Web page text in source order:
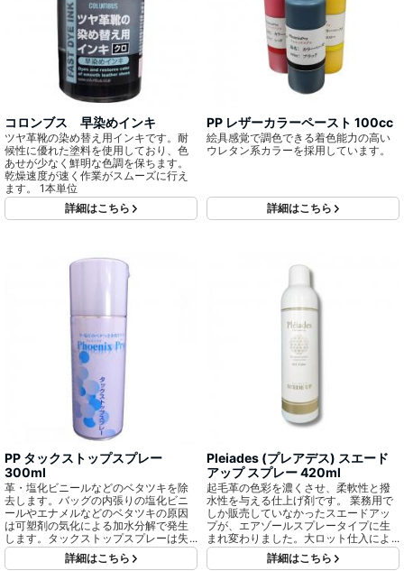
コロンブス 早染めインキ
ツヤ革靴の染め替え用インキです。耐
候性に優れた塗料を使用しており、色
あせが少なく鮮明な色調を保ちます。
乾燥速度が速く作業がスムーズに行え
ます。 1本単位
詳細はこちら
PP レザーカラーペースト 100cc
絵具感覚で調色できる着色能力の高い
ウレタン系カラーを採用しています。
詳細はこちら
PP タックストップスプレー
300ml
革・塩化ビニールなどのベタツキを除
去します。バッグの内張りの塩化ビニ
ールやエナメルなどのベタツキの原因
は可塑剤の気化による加水分解で発生
します。タックストップスプレーは失
われた成分が浸透し塗装面を形成させ
ソフトに仕上げます。革やエナメルの
詳細はこちら
Pleiades (プレアデス) スエード
アップ スプレー 420ml
起毛革の色彩を濃くさせ、柔軟性と撥
水性を与える仕上げ剤です。 業務用で
しか販売していなかったスエードアッ
プが、エアゾールスプレータイプに生
まれ変わりました。大ロット仕入によ
り、従来よりも低価格で大容量にな
り、物販品としても販売できるように
詳細はこちら